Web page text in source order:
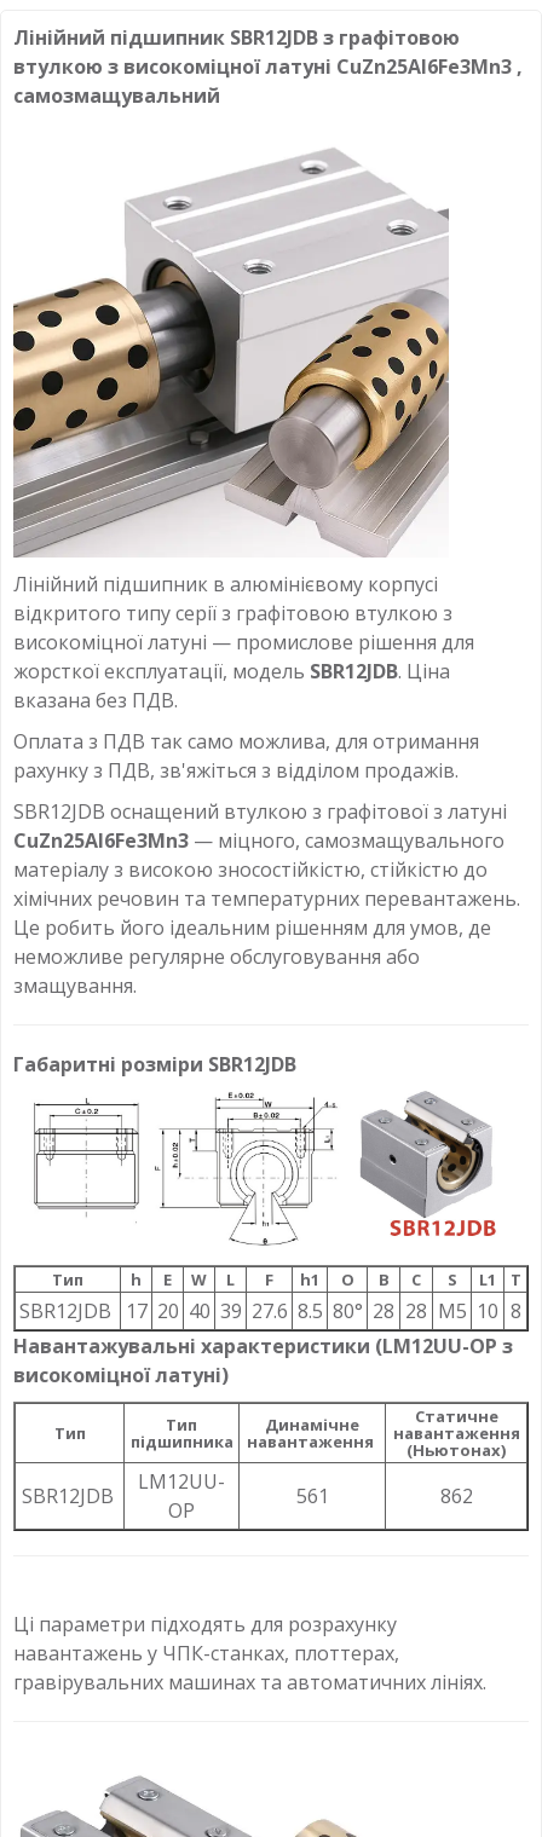
Лінійний підшипник SBR12JDB з графітовою
втулкою з високоміцної латуні CuZn25Al6Fe3Mn3 ,
самозмащувальний
Лінійний підшипник в алюмінієвому корпусі
відкритого типу серії з графітовою втулкою з
високоміцної латуні — промислове рішення для
жорсткої експлуатації, модель SBR12JDB. Ціна
вказана без ПДВ.
Оплата з ПДВ так само можлива, для отримання
рахунку з ПДВ, зв'яжіться з відділом продажів.
SBR12JDB оснащений втулкою з графітової з латуні
CuZn25Al6Fe3Mn3 — міцного, самозмащувального
матеріалу з високою зносостійкістю, стійкістю до
хімічних речовин та температурних перевантажень.
Це робить його ідеальним рішенням для умов, де
неможливе регулярне обслуговування або
змащування.
Габаритні розміри SBR12JDB
Тип h E W L F h1 О B C S L1 T
SBR12JDB 17 20 40 39 27.6 8.5 80° 28 28 M5 10 8
Навантажувальні характеристики (LM12UU-OP з
високоміцної латуні)
Тип Тип
підшипника
Динамічне
навантаження
Статичне
навантаження
(Ньютонах)
SBR12JDB
LM12UU-
OP
561 862
Ці параметри підходять для розрахунку
навантажень у ЧПК-станках, плоттерах,
гравірувальних машинах та автоматичних лініях.